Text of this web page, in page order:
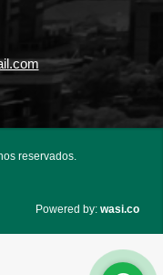
reservados.
Powered by: wasi.co